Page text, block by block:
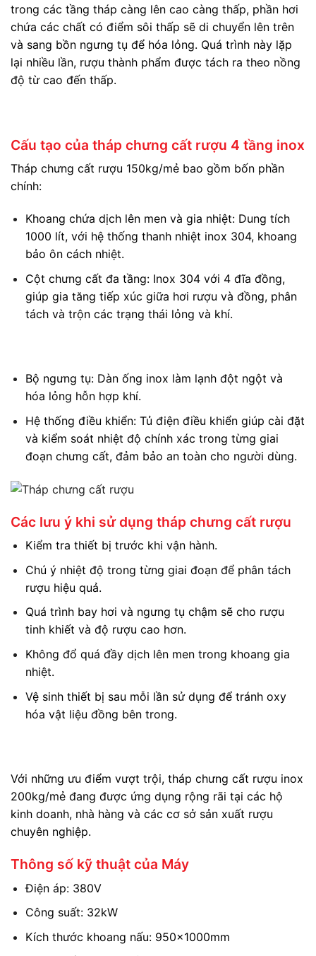
trong các tầng tháp càng lên cao càng thấp, phần hơi
chứa các chất có điểm sôi thấp sẽ di chuyển lên trên
và sang bồn ngưng tụ để hóa lỏng. Quá trình này lặp
lại nhiều lần, rượu thành phẩm được tách ra theo nồng
độ từ cao đến thấp.
Cấu tạo của tháp chưng cất rượu 4 tầng inox
Tháp chưng cất rượu 150kg/mẻ bao gồm bốn phần
chính:
Khoang chứa dịch lên men và gia nhiệt: Dung tích
1000 lít, với hệ thống thanh nhiệt inox 304, khoang
bảo ôn cách nhiệt.
Cột chưng cất đa tầng: Inox 304 với 4 đĩa đồng,
giúp gia tăng tiếp xúc giữa hơi rượu và đồng, phân
tách và trộn các trạng thái lỏng và khí.
Bộ ngưng tụ: Dàn ống inox làm lạnh đột ngột và
hóa lỏng hỗn hợp khí.
Hệ thống điều khiển: Tủ điện điều khiển giúp cài đặt
và kiểm soát nhiệt độ chính xác trong từng giai
đoạn chưng cất, đảm bảo an toàn cho người dùng.
Các lưu ý khi sử dụng tháp chưng cất rượu
Kiểm tra thiết bị trước khi vận hành.
Chú ý nhiệt độ trong từng giai đoạn để phân tách
rượu hiệu quả.
Quá trình bay hơi và ngưng tụ chậm sẽ cho rượu
tinh khiết và độ rượu cao hơn.
Không đổ quá đầy dịch lên men trong khoang gia
nhiệt.
Vệ sinh thiết bị sau mỗi lần sử dụng để tránh oxy
hóa vật liệu đồng bên trong.
Với những ưu điểm vượt trội, tháp chưng cất rượu inox
200kg/mẻ đang được ứng dụng rộng rãi tại các hộ
kinh doanh, nhà hàng và các cơ sở sản xuất rượu
chuyên nghiệp.
Thông số kỹ thuật của Máy
Điện áp: 380V
Công suất: 32kW
Kích thước khoang nấu: 950x1000mm